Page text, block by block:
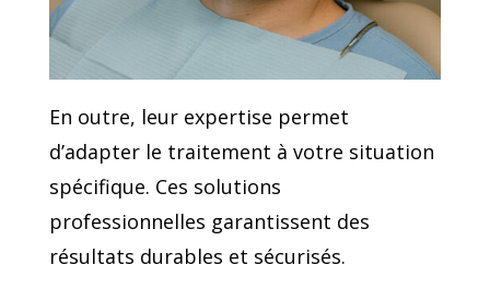
En outre, leur expertise permet
d’adapter le traitement à votre situation
spécifique. Ces solutions
professionnelles garantissent des
résultats durables et sécurisés.